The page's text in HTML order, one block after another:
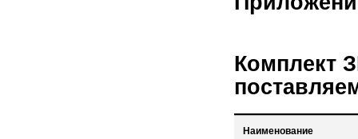
Комплект
Наименование